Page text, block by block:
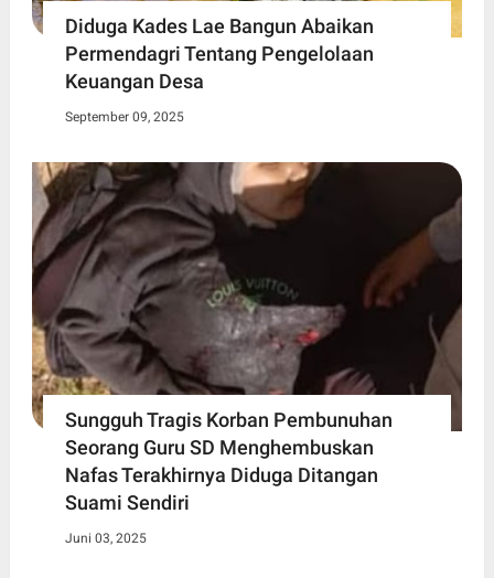
Diduga Kades Lae Bangun Abaikan
Permendagri Tentang Pengelolaan
Keuangan Desa
September 09, 2025
Sungguh Tragis Korban Pembunuhan
Seorang Guru SD Menghembuskan
Nafas Terakhirnya Diduga Ditangan
Suami Sendiri
Juni 03, 2025